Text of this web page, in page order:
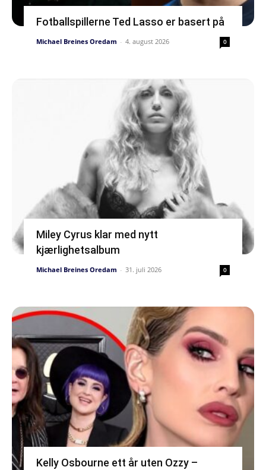
Fotballspillerne Ted Lasso er basert på
Michael Breines Oredam - 4. august 2026 0
Miley Cyrus klar med nytt
kjærlighetsalbum
Michael Breines Oredam - 31. juli 2026 0
Kelly Osbourne ett år uten Ozzy –